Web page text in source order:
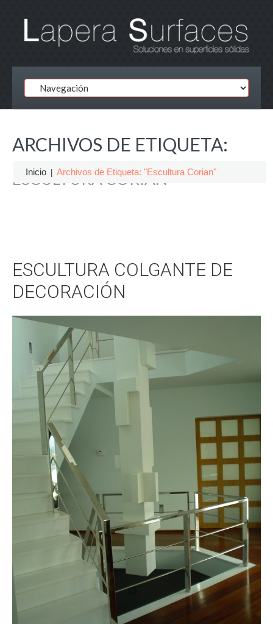
ARCHIVOS DE ETIQUETA:
ESCULTURA CORIAN
Inicio Archivos de Etiqueta: "Escultura Corian"
ESCULTURA COLGANTE DE
DECORACIÓN